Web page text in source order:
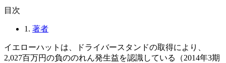
⽬次
1. 著者
イエローハットは、ドライバースタンドの取得により、
2,027百万円の負ののれん発生益を認識している（2014年3期